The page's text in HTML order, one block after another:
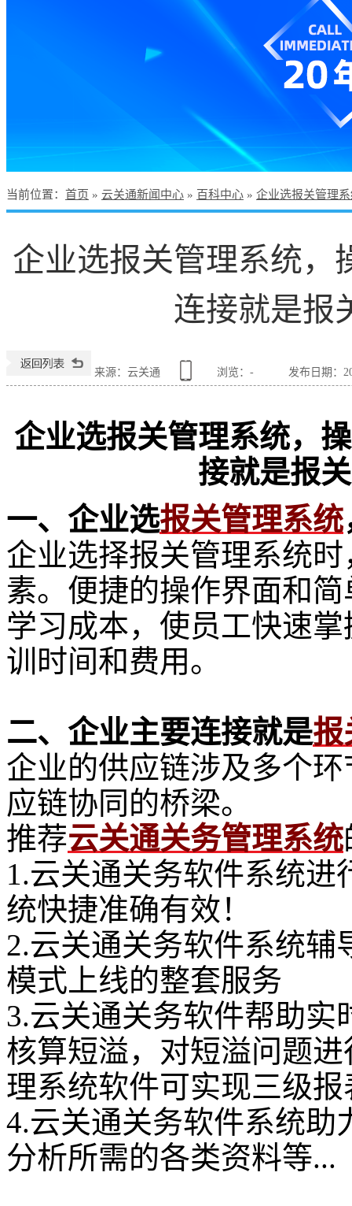
当前位置： 首页 » 云关通新闻中心 » 百科中心 » 企业选报关管理
企业选报关管理系统，
连接就是报
来源：云关通 浏览： - 发布日期：
企业选报关管理系统，
接就是报
一、企业选报关管理系统
企业选择报关管理系统
素。便捷的操作界面和
学习成本，使员工快速
训时间和费用。
二、企业主要连接就是报
企业的供应链涉及多个
应链协同的桥梁。
推荐云关通关务管理系统
1.云关通关务软件系统
统快捷准确有效！
2.云关通关务软件系统辅
模式上线的整套服务
3.云关通关务软件帮助实
核算短溢，对短溢问题
理系统软件可实现三级
4.云关通关务软件系统助
分析所需的各类资料等...